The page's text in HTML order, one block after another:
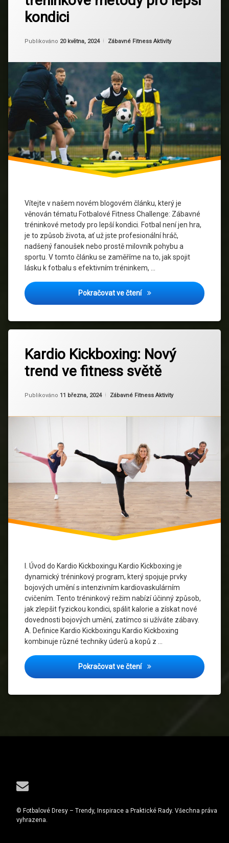
kondici
Publikováno 20 května, 2024
Aktualizováno 20 května, 2024
Od Ruby
Kategorie:
Zábavné Fitness Aktivity
Vítejte v našem novém blogovém článku, který je
věnován tématu Fotbalové Fitness Challenge: Zábavné
tréninkové metody pro lepší kondici. Fotbal není jen hra,
je to způsob života, ať už jste profesionální hráč,
nadšený fanoušek nebo prostě milovník pohybu a
sportu. V tomto článku se zaměříme na to, jak spojit
lásku k fotbalu s efektivním tréninkem, …
Pokračovat ve čteníFotbalové Fitness
Fotbal
Fotbalové
Intervalový
trénink
Motivace
Silový
trénink
Trénink
Vytrvalostní
trénink
Zábavný
trénink
Zdraví a
wellness
Zábavné
tréninkové
lepší
Kardio Kickboxing: Nový
trend ve fitness světě
Publikováno 11 března, 2024
Aktualizováno 11 března, 2024
Od Ruby
Kategorie:
Zábavné Fitness Aktivity
I. Úvod do Kardio Kickboxingu Kardio Kickboxing je
dynamický tréninkový program, který spojuje prvky
bojových umění s intenzivním kardiovaskulárním
cvičením. Tento tréninkový režim nabízí účinný způsob,
jak zlepšit fyzickou kondici, spálit kalorie a získat nové
dovednosti bojových umění, zatímco si užíváte zábavy.
A. Definice Kardio Kickboxingu Kardio Kickboxing
kombinuje různé techniky úderů a kopů z …
Pokračovat ve čteníKardio Kickboxing: Nový
Bezpečnostní
opatření
cvičení
Cvičení
Motivace
Tréninkové
plány
Zdraví
komentář
na
Kardio
Kickboxing:
trend
E-mail
© Fotbalové Dresy – Trendy, Inspirace a Praktické Rady. Všechna práva
vyhrazena.